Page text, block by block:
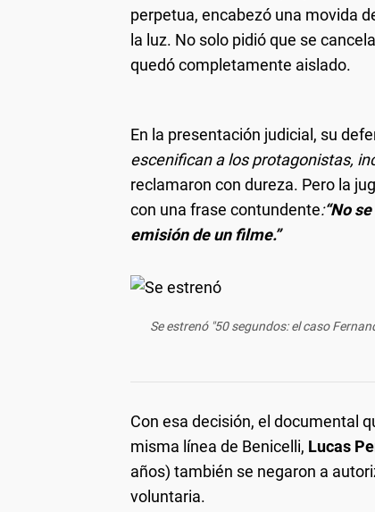
perpetua, encabezó una movida
la luz. No solo pidió que se
quedó completamente aislado.
En la presentación judicial, su
escenifican a los protagonistas,
reclamaron con dureza. Pero la
con una frase contundente:“No
emisión de un filme.”
Se estrenó "50 segundos: el caso
Con esa decisión, el documental
misma línea de Benicelli, Lucas
años) también se negaron a
voluntaria.